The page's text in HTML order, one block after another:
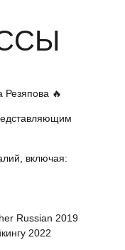
Резяпова 🔥
включая:
Russian 2019
2022